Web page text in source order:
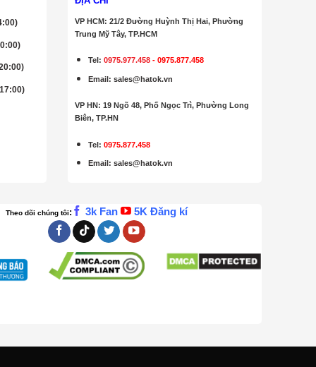
VP HCM: 21/2 Đường Huỳnh Thị Hai, Phường
Trung Mỹ Tây, TP.HCM
Tel:0975.977.458 -0975.877.458
Email:sales@hatok.vn
VP HN: 19 Ngõ 48, Phố Ngọc Trì, Phường Long
Biên, TP.HN
Tel: 0975.877.458
Email :sales@hatok.vn
Theo dõi chúng tôi: 3k Fan 5K Đăng kí